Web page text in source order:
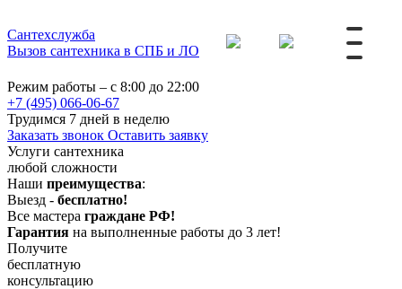
Сантехслужба
Вызов сантехника в СПБ и ЛО
Режим работы – с 8:00 до 22:00
+7 (495) 066-06-67
Трудимся 7 дней в неделю
Заказать звонок Оставить заявку
Услуги сантехника
любой сложности
Наши преимущества:
Выезд - бесплатно!
Все мастера граждане РФ!
Гарантия на выполненные работы до 3 лет!
Получите
бесплатную
консультацию